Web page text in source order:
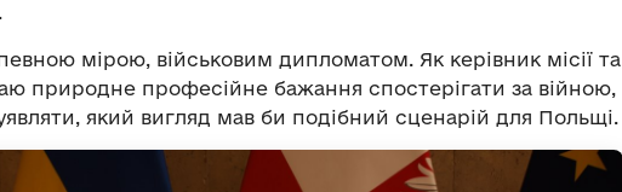
мірою, військовим дипломатом. Як керівник місії та
природне професійне бажання спостерігати за війною,
який вигляд мав би подібний сценарій для Польщі.